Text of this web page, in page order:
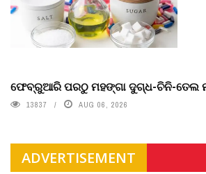
ଫେବ୍ରୁଆରି ପରଠୁ ମହଙ୍ଗା ଦୁଗ୍ଧ-ଚିନି-ତେଲ
13837 AUG 06, 2026
ADVERTISEMENT